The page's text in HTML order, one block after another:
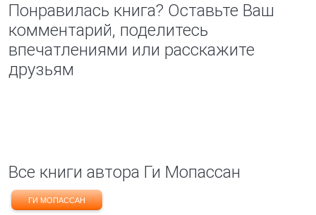
Понравилась книга? Оставьте Ваш
комментарий, поделитесь
впечатлениями или расскажите
друзьям
Все книги автора Ги Мопассан
ГИ МОПАССАН